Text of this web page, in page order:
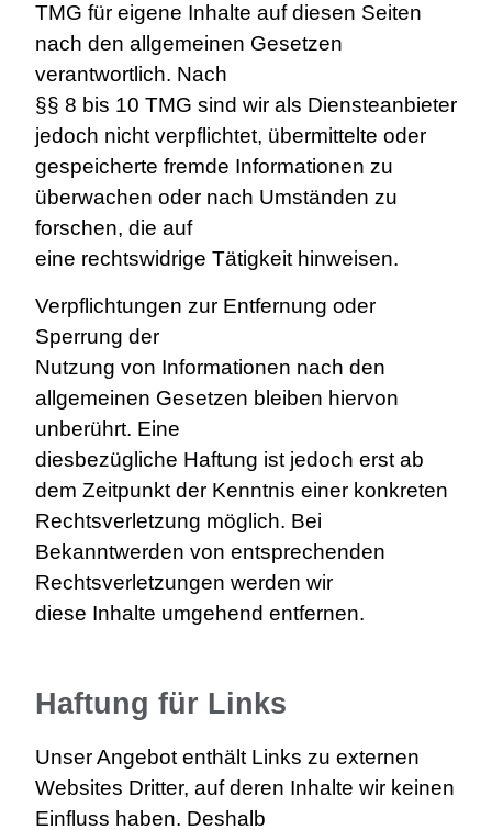
TMG für eigene Inhalte auf diesen Seiten
nach den allgemeinen Gesetzen
verantwortlich. Nach
§§ 8 bis 10 TMG sind wir als Diensteanbieter
jedoch nicht verpflichtet, übermittelte oder
gespeicherte fremde Informationen zu
überwachen oder nach Umständen zu
forschen, die auf
eine rechtswidrige Tätigkeit hinweisen.
Verpflichtungen zur Entfernung oder
Sperrung der
Nutzung von Informationen nach den
allgemeinen Gesetzen bleiben hiervon
unberührt. Eine
diesbezügliche Haftung ist jedoch erst ab
dem Zeitpunkt der Kenntnis einer konkreten
Rechtsverletzung möglich. Bei
Bekanntwerden von entsprechenden
Rechtsverletzungen werden wir
diese Inhalte umgehend entfernen.
Haftung für Links
Unser Angebot enthält Links zu externen
Websites Dritter, auf deren Inhalte wir keinen
Einfluss haben. Deshalb